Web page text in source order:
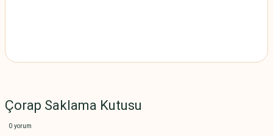
Çorap Saklama Kutusu
0 yorum